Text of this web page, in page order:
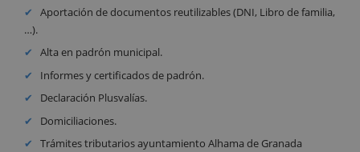
Aportación de documentos reutilizables (DNI, Libro de familia,
…).
Alta en padrón municipal.
Informes y certificados de padrón.
Declaración Plusvalías.
Domiciliaciones.
Trámites tributarios ayuntamiento Alhama de Granada